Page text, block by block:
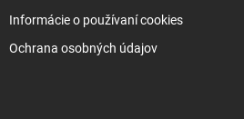
Informácie o používaní cookies
Ochrana osobných údajov